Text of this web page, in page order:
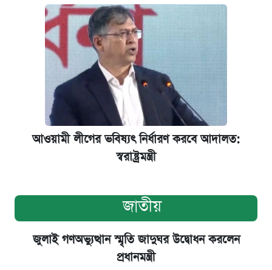
আওয়ামী লীগের ভবিষ্যৎ নির্ধারণ করবে আদালত:
স্বরাষ্ট্রমন্ত্রী
জাতীয়
জুলাই গণঅভ্যুত্থান স্মৃতি জাদুঘর উদ্বোধন করলেন
প্রধানমন্ত্রী